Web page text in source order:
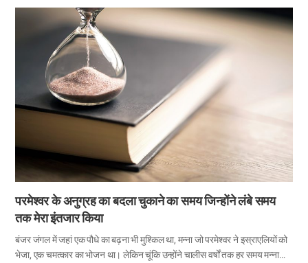
चूंकि वह बहुत ही भीषण गर्मी का दिन था, तो मुझे आश्चर्य हुआ कि वे झुलसाने वाली धूप के
नीचे क्या कर रहे हैं। जब उन्होंने मेरे दरवाजे पर दस्तक दी, तो मैंने अपने पति से तुरंत
दरवाजा खोलने के लिए कहा। फिर उसने मुझसे…
परमेश्वर के अनुग्रह का बदला चुकाने का समय जिन्होंने लंबे समय
तक मेरा इंतजार किया
बंजर जंगल में जहां एक पौधे का बढ़ना भी मुश्किल था, मन्ना जो परमेश्वर ने इस्राएलियों को
भेजा, एक चमत्कार का भोजन था। लेकिन चूंकि उन्होंने चालीस वर्षों तक हर समय मन्ना